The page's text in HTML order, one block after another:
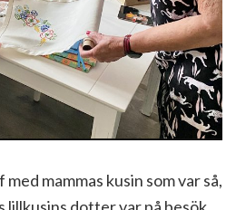
mammas kusin som var så,